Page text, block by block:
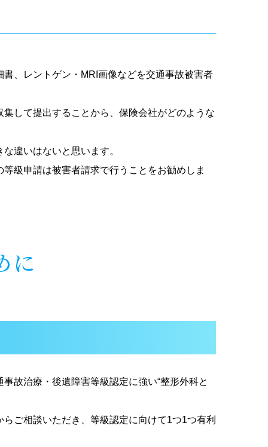
、レントゲン・MRI画像などを交通事故被害者
して提出することから、保険会社がどのような
違いはないと思います。
級申請は被害者請求で行うことをお勧めしま
に
故治療・後遺障害等級認定に強い“整形外科と
ご相談いただき、等級認定に向けて1つ1つ有利